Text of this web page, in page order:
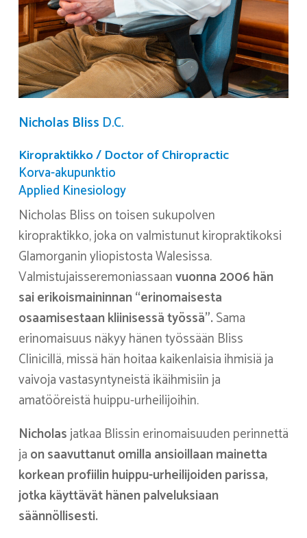
Nicholas Bliss D.C.
Kiropraktikko / Doctor of Chiropractic
Korva-akupunktio
Applied Kinesiology
Nicholas Bliss on toisen sukupolven
kiropraktikko, joka on valmistunut kiropraktikoksi
Glamorganin yliopistosta Walesissa.
Valmistujaisseremoniassaanvuonna 2006 hän
sai erikoismaininnan “erinomaisesta
osaamisestaan kliinisessä työssä”.Sama
erinomaisuus näkyy hänen työssään Bliss
Clinicillä, missä hän hoitaa kaikenlaisia ihmisiä ja
vaivoja vastasyntyneistä ikäihmisiin ja
amatööreistä huippu-urheilijoihin.
Nicholasjatkaa Blissin erinomaisuuden perinnettä
jaon saavuttanut omilla ansioillaan mainetta
korkean profiilin huippu-urheilijoiden parissa,
jotka käyttävät hänen palveluksiaan
säännöllisesti.